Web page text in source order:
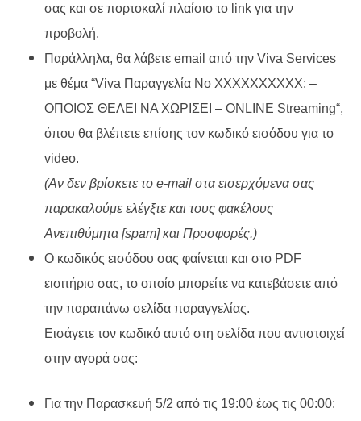
σας και σε πορτοκαλί πλαίσιο το link για την
προβολή.
Παράλληλα, θα λάβετε email από την Viva Services
με θέμα “Viva Παραγγελία Νο ΧΧΧΧΧΧΧΧΧΧ: –
ΟΠΟΙΟΣ ΘΕΛΕΙ ΝΑ ΧΩΡΙΣΕΙ – ONLINE Streaming“,
όπου θα βλέπετε επίσης τον κωδικό εισόδου για το
video.
(Αν δεν βρίσκετε το e-mail στα εισερχόμενα σας
παρακαλούμε ελέγξτε και τους φακέλους
Ανεπιθύμητα [spam] και Προσφορές.)
Ο κωδικός εισόδου σας φαίνεται και στο PDF
εισιτήριο σας, το οποίο μπορείτε να κατεβάσετε από
την παραπάνω σελίδα παραγγελίας.
Εισάγετε τον κωδικό αυτό στη σελίδα που αντιστοιχεί
στην αγορά σας:
Για την Παρασκευή 5/2 από τις 19:00 έως τις 00:00: